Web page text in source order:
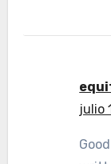
julio